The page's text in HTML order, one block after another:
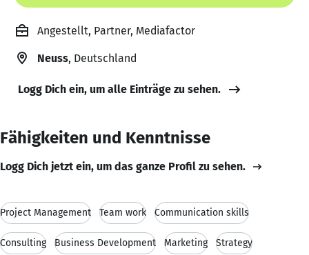
Angestellt, Partner, Mediafactor
Neuss, Deutschland
Logg Dich ein, um alle Einträge zu sehen.
Fähigkeiten und Kenntnisse
Logg Dich jetzt ein, um das ganze Profil zu sehen.
Project Management Team work Communication skills
Consulting Business Development Marketing Strategy